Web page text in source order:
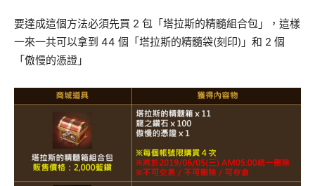
要達成這個方法必須先買 2 包「塔拉斯的精髓組合包」，這樣
一來一共可以拿到 44 個「塔拉斯的精髓袋(刻印)」和 2 個
「傲慢的憑證」